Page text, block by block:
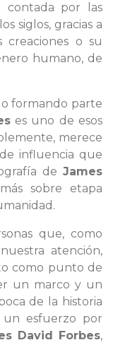
contada por las
siglos, gracias a
creaciones o su
humano, de
o formando parte
es uno de esos
merece
influencia que
de James
sobre etapa
que, como
atención,
como punto de
un marco y un
de la historia
un esfuerzo por
David Forbes,